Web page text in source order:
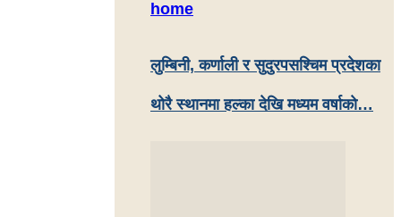
home
लुम्बिनी, कर्णाली र सुदुरपसश्चिम प्रदेशका
थोरै स्थानमा हल्का देखि मध्यम वर्षाकाे…